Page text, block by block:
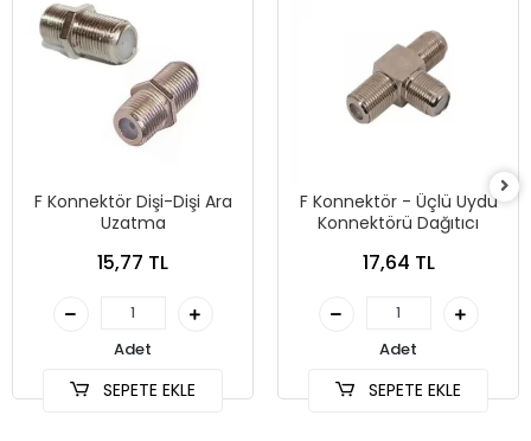
F Konnektör Dişi-Dişi Ara
Uzatma
15,77 TL
Adet
SEPETE EKLE
F Konnektör - Üçlü Uydu
Konnektörü Dağıtıcı
17,64 TL
Adet
SEPETE EKLE